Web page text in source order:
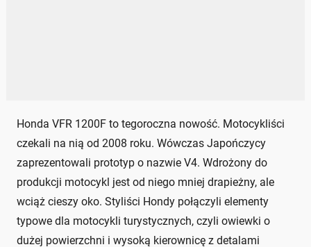
Honda VFR 1200F to tegoroczna nowość. Motocykliści
czekali na nią od 2008 roku. Wówczas Japończycy
zaprezentowali prototyp o nazwie V4. Wdrożony do
produkcji motocykl jest od niego mniej drapieżny, ale
wciąż cieszy oko. Styliści Hondy połączyli elementy
typowe dla motocykli turystycznych, czyli owiewki o
dużej powierzchni i wysoką kierownicę z detalami